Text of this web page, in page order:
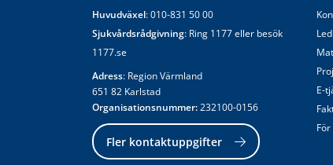
Huvudväxel: 010-831 50 00
Sjukvårdsrådgivning: Ring 1177 eller besök
1177.se
Adress: Region Värmland
651 82 Karlstad
Organisationsnummer: 232100-0156
Fler kontaktuppgifter
E-